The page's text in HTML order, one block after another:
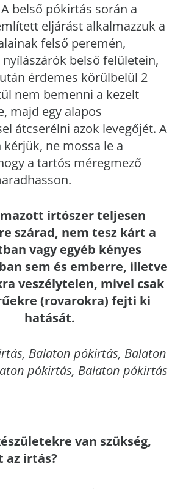
A belső pókirtás során a
eljárást alkalmazzuk a
felső peremén,
belső felületein,
érdemes körülbelül 2
nem bemenni a kezelt
majd egy alapos
átcserélni azok levegőjét. A
kérjük, ne mossa le a
a tartós méregmező
irtószer teljesen
szárad, nem tesz kárt a
vagy egyéb kényes
sem és emberre, illetve
veszélytelen, mivel csak
(rovarokra) fejti ki
hatását.
Balaton pókirtás, Balaton
pókirtás, Balaton pókirtás
van szükség,
az irtás?